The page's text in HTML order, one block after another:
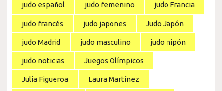
judo español judo femenino judo Francia
judo francés judo japones Judo Japón
judo Madrid judo masculino judo nipón
judo noticias Juegos Olímpicos
Julia Figueroa Laura Martínez